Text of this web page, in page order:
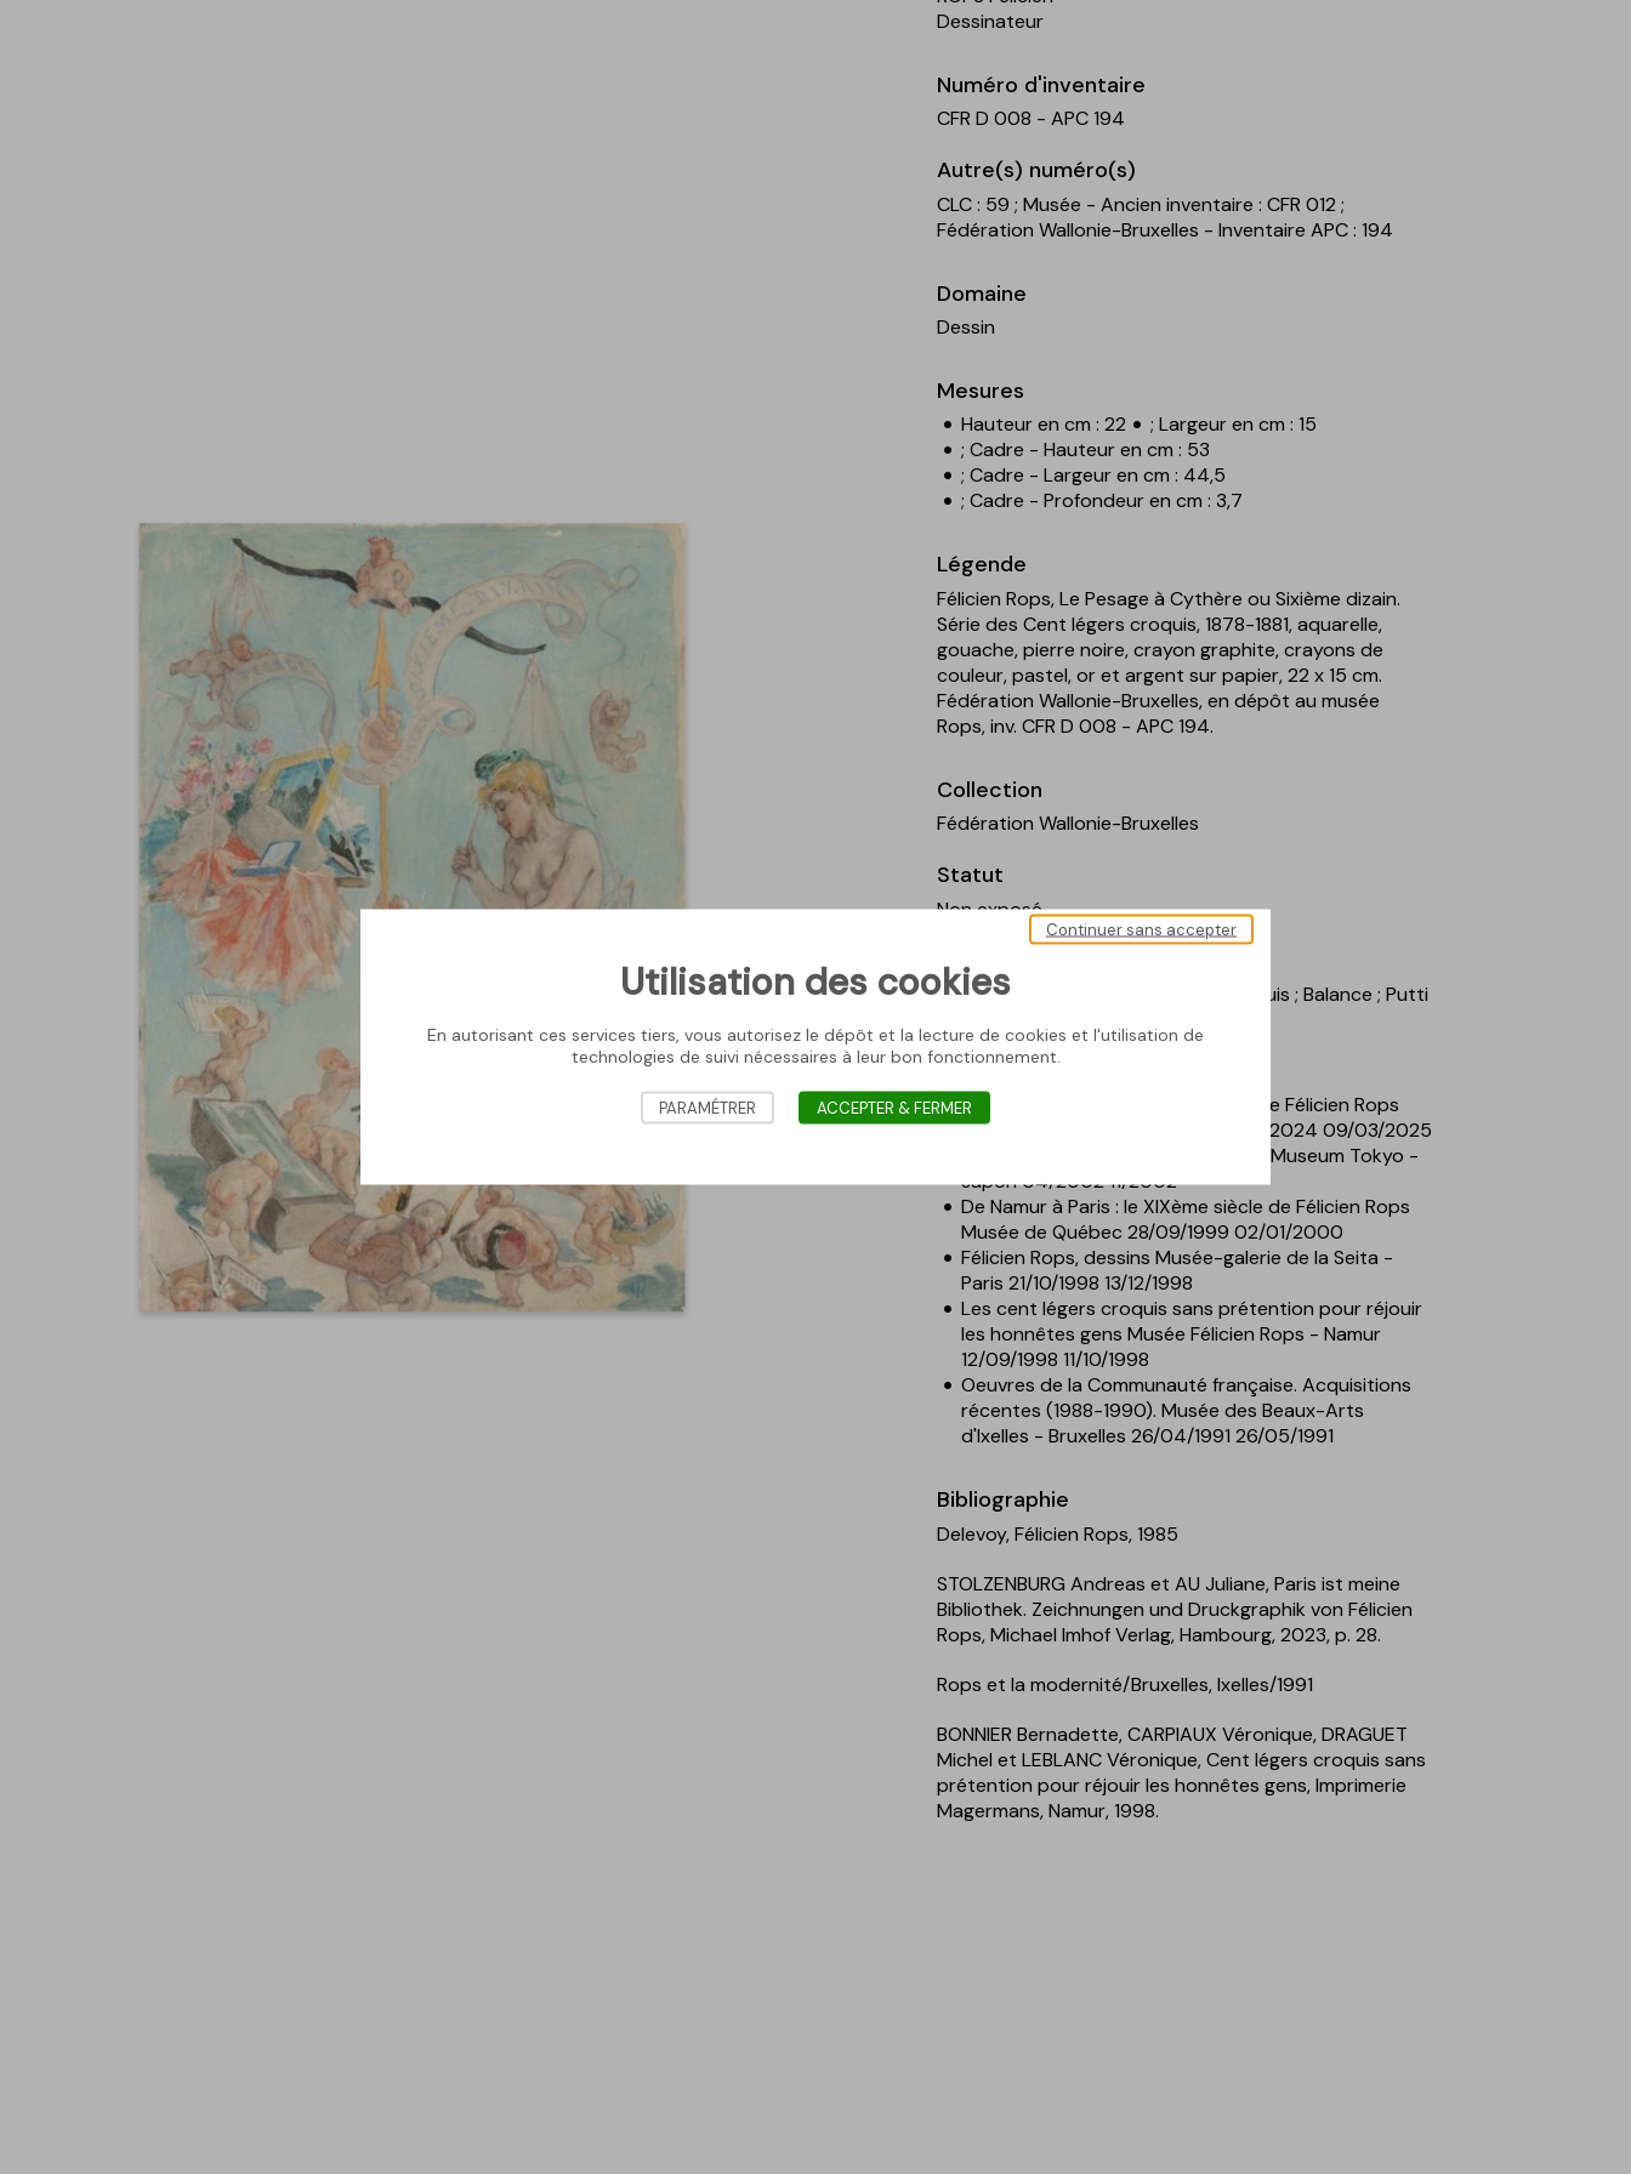
Dessinateur
Numéro d'inventaire
CFR D 008 - APC 194
Autre(s) numéro(s)
CLC : 59 ; Musée - Ancien inventaire : CFR 012 ;
Fédération Wallonie-Bruxelles - Inventaire APC : 194
Domaine
Dessin
Mesures
Hauteur en cm : 22
; Largeur en cm : 15
; Cadre - Hauteur en cm : 53
; Cadre - Largeur en cm : 44,5
; Cadre - Profondeur en cm : 3,7
Légende
Félicien Rops, Le Pesage à Cythère ou Sixième dizain.
Série des Cent légers croquis, 1878-1881, aquarelle,
gouache, pierre noire, crayon graphite, crayons de
couleur, pastel, or et argent sur papier, 22 x 15 cm.
Fédération Wallonie-Bruxelles, en dépôt au musée
Rops, inv. CFR D 008 - APC 194.
Collection
Fédération Wallonie-Bruxelles
Statut
Non exposé
Sujet / thème
Femme; Nu féminin ; Cent légers croquis ; Balance ; Putti
Exposition
L'Album du diable. Les tentations de Félicien Rops
Musée Félicien Rops - Namur 19/10/2024 09/03/2025
Rétrospective de l'oeuvre de Rops Museum Tokyo -
Japon 04/2002 11/2002
De Namur à Paris : le XIXème siècle de Félicien Rops
Musée de Québec 28/09/1999 02/01/2000
Félicien Rops, dessins Musée-galerie de la Seita -
Paris 21/10/1998 13/12/1998
Les cent légers croquis sans prétention pour réjouir
les honnêtes gens Musée Félicien Rops - Namur
12/09/1998 11/10/1998
Oeuvres de la Communauté française. Acquisitions
récentes (1988-1990). Musée des Beaux-Arts
d'Ixelles - Bruxelles 26/04/1991 26/05/1991
Bibliographie
Delevoy, Félicien Rops, 1985
STOLZENBURG Andreas et AU Juliane, Paris ist meine
Bibliothek. Zeichnungen und Druckgraphik von Félicien
Rops, Michael Imhof Verlag, Hambourg, 2023, p. 28.
Rops et la modernité/Bruxelles, Ixelles/1991
BONNIER Bernadette, CARPIAUX Véronique, DRAGUET
Michel et LEBLANC Véronique, Cent légers croquis sans
prétention pour réjouir les honnêtes gens, Imprimerie
Magermans, Namur, 1998.
Utilisation des cookies
En autorisant ces services tiers, vous autorisez le dépôt et la lecture de cookies et l'utilisation de
technologies de suivi nécessaires à leur bon fonctionnement.
Continuer sans accepter
PARAMÉTRER ACCEPTER & FERMER